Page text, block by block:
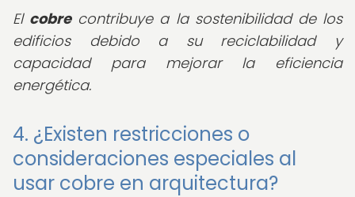
El cobrecontribuye a la sostenibilidad de los
edificios debido a su reciclabilidad y
capacidad para mejorar la eficiencia
energética.
4. ¿Existen restricciones o
consideraciones especiales al
usar cobre en arquitectura?